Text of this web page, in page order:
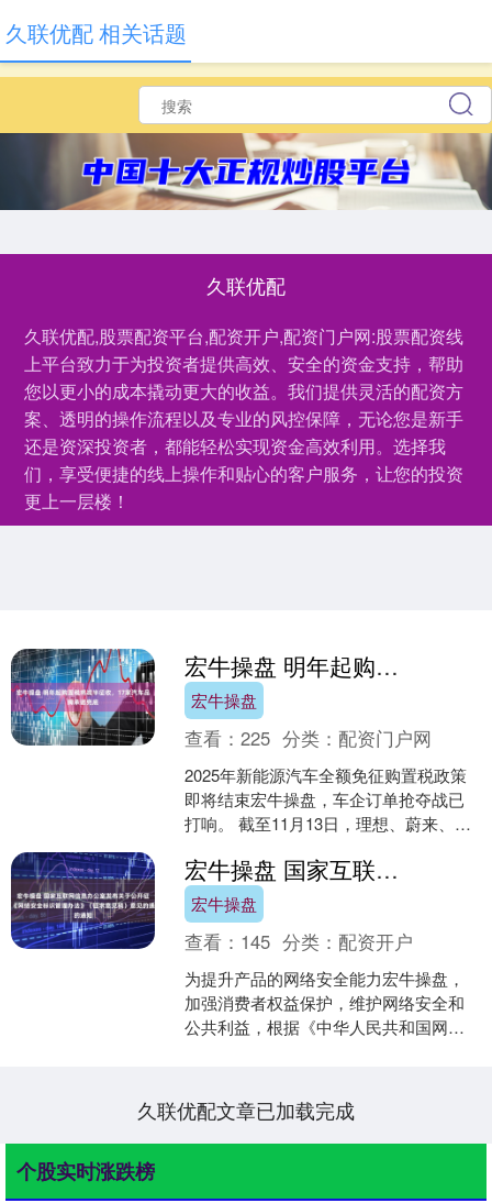
久联优配
久联优配,股票配资平台,配资开户,配资门户网:股票配资线
上平台致力于为投资者提供高效、安全的资金支持，帮助
您以更小的成本撬动更大的收益。我们提供灵活的配资方
案、透明的操作流程以及专业的风控保障，无论您是新手
还是资深投资者，都能轻松实现资金高效利用。选择我
们，享受便捷的线上操作和贴心的客户服务，让您的投资
更上一层楼！
久联优配 相关话题
宏牛操盘 明年起购置税将减半征收，17家汽车品牌承诺兜底
宏牛操盘
查看：225 分类：配资门户网
2025年新能源汽车全额免征购置税政策
即将结束宏牛操盘，车企订单抢夺战已
打响。 截至11月13日，理想、蔚来、奇
长安、猛士科技....
宏牛操盘 国家互联网信息办公室发布关于公开征求《网络安全标识管理办法》（征求意见稿）意见的通知
宏牛操盘
查看： 145 分类：配资开户
为提升产品的网络安全能力宏牛操盘，
加强消费者权益保护，维护网络安全和
公共利益，根据《中华人民共和国网络
久联优配文章已加载完成
个股实时涨跌榜